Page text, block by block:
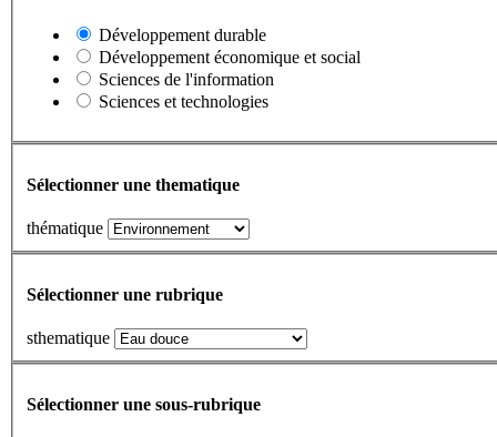
Développement durable
Développement économique et social
Sciences de l'information
Sciences et technologies
Sélectionner une thematique
thématique
Sélectionner une rubrique
sthematique
Sélectionner une sous-rubrique